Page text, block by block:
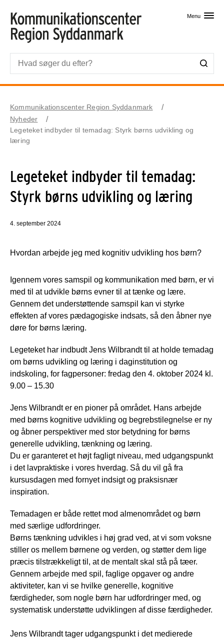
Menu
Kommunikationscenter Region Syddanmark
Nyheder
Legeteket indbyder til temadag: Styrk børns udvikling og
læring
Legeteket indbyder til temadag:
Styrk børns udvikling og læring
4. september 2024
Hvordan arbejde jeg med kognitiv udvikling hos børn?
Igennem vores samspil og kommunikation med børn, er vi
med til at udvikle børns evner til at tænke og lære.
Gennem det understøttende samspil kan vi styrke
effekten af vores pædagogiske indsats, så den åbner nye
døre for børns læring.
Legeteket har indbudt Jens Wilbrandt til at holde temadag
om børns udvikling og læring i daginstitution og
indskoling, for fagpersoner: fredag den 4. oktober 2024 kl.
9.00 – 15.30
Jens Wilbrandt er en pioner på området. Hans arbejde
med børns kognitive udvikling og begrebstilegnelse er ny
og åbner perspektiver med stor betydning for børns
generelle udvikling, tænkning og læring.
Du er garanteret et højt fagligt niveau, med udgangspunkt
i det lavpraktiske i vores hverdag. Så du vil gå fra
kursusdagen med fornyet indsigt og praksisnær
inspiration.
Temadagen er både rettet mod almenområdet og børn
med særlige udfordringer.
Børns tænkning udvikles i høj grad ved, at vi som voksne
stiller os mellem børnene og verden, og støtter dem lige
præcis tilstrækkeligt til, at de mentalt skal stå på tæer.
Gennem arbejde med spil, faglige opgaver og andre
aktiviteter, kan vi se hvilke generelle, kognitive
færdigheder, som nogle børn har udfordringer med, og
systematisk understøtte udviklingen af disse færdigheder.
Jens Wilbrandt tager udgangspunkt i det medierede